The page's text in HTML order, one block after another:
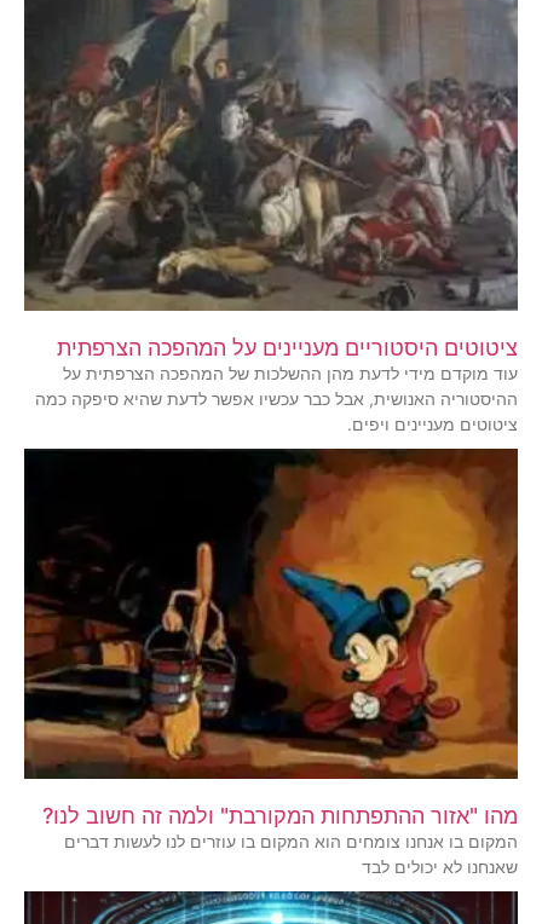
ציטוטים היסטוריים מעניינים על המהפכה הצרפתית
עוד מוקדם מידי לדעת מהן ההשלכות של המהפכה הצרפתית על
ההיסטוריה האנושית, אבל כבר עכשיו אפשר לדעת שהיא סיפקה כמה
ציטוטים מעניינים ויפים.
מהו "אזור ההתפתחות המקורבת" ולמה זה חשוב לנו?
המקום בו אנחנו צומחים הוא המקום בו עוזרים לנו לעשות דברים
שאנחנו לא יכולים לבד